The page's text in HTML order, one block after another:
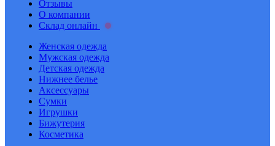
Отзывы
О компании
Склад онлайн
Женская одежда
Мужская одежда
Детская одежда
Нижнее белье
Аксессуары
Сумки
Игрушки
Бижутерия
Косметика